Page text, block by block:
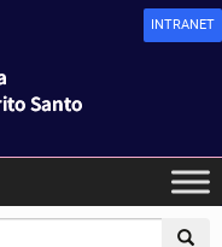
INTRANET